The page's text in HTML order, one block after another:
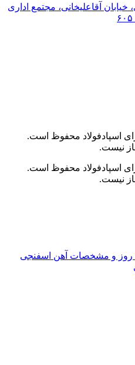
خیابان آقاعلیخانی، مجتمع اداری
اسپادفولاد محفوظ است.
نیست.
اسپادفولاد محفوظ است.
نیست.
روز و مشخصات آهن اسفنجی